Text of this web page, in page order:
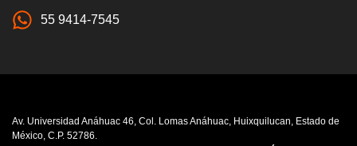
55 9414-7545
Av. Universidad Anáhuac 46, Col. Lomas Anáhuac, Huixquilucan, Estado de
México, C.P. 52786.